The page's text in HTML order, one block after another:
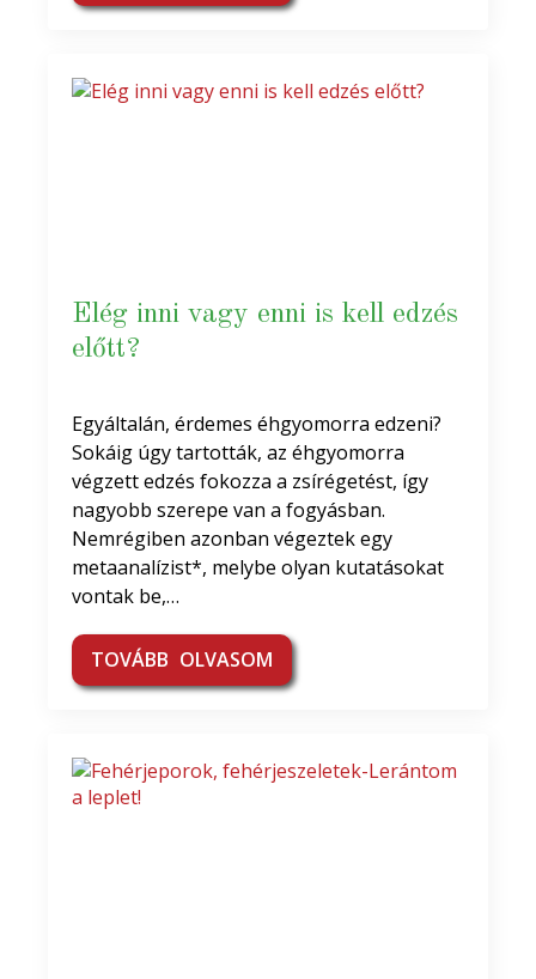
Elég inni vagy enni is kell edzés
előtt?
Egyáltalán, érdemes éhgyomorra edzeni?
Sokáig úgy tartották, az éhgyomorra
végzett edzés fokozza a zsírégetést, így
nagyobb szerepe van a fogyásban.
Nemrégiben azonban végeztek egy
metaanalízist*, melybe olyan kutatásokat
vontak be,…
TOVÁBB OLVASOM